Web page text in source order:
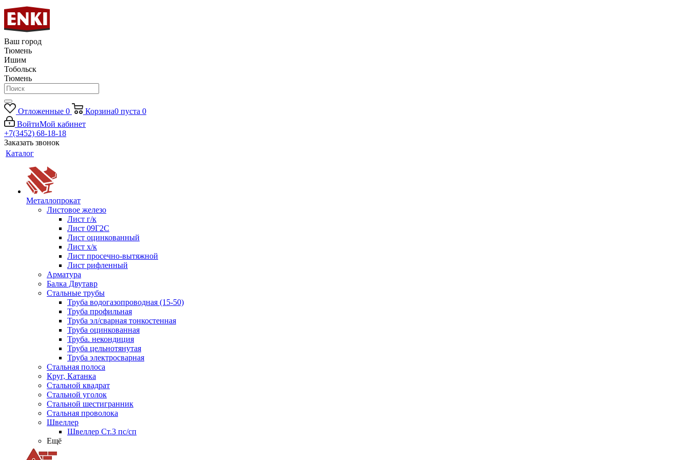
Ваш город
Тюмень
Ишим
Тобольск
Тюмень
Отложенные 0 Корзина0 пуста 0
ВойтиМой кабинет
+7(3452) 68-18-18
Заказать звонок
Каталог
Металлопрокат
Листовое железо
Лист г/к
Лист 09Г2С
Лист оцинкованный
Лист х/к
Лист просечно-вытяжной
Лист рифленный
Арматура
Балка Двутавр
Стальные трубы
Труба водогазопроводная (15-50)
Труба профильная
Труба эл/сварная тонкостенная
Труба оцинкованная
Труба. некондиция
Труба цельнотянутая
Труба электросварная
Стальная полоса
Круг, Катанка
Стальной квадрат
Стальной уголок
Стальной шестигранник
Стальная проволока
Швеллер
Швеллер Ст.3 пс/сп
Ещё